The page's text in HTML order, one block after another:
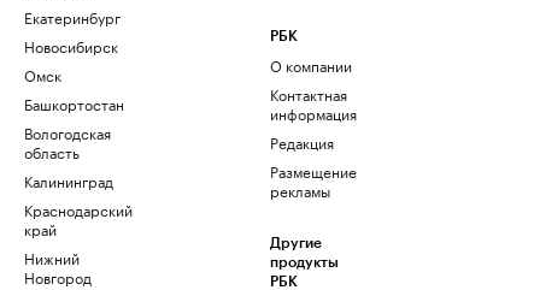
Екатеринбург
Новосибирск
Омск
Башкортостан
Вологодская
область
Калининград
Краснодарский
край
Нижний
Новгород
РБК
О компании
Контактная
информация
Редакция
Размещение
рекламы
Другие
продукты
РБК